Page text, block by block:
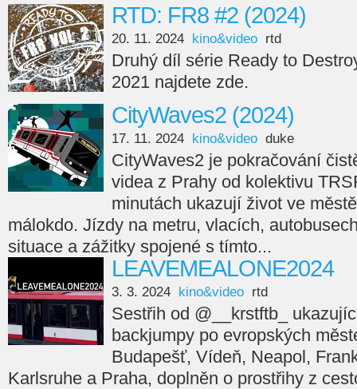
RTD: FR8 #2 (2024)
20. 11. 2024 kino&video rtd
Druhý díl série Ready to
2021 najdete zde.
CityWaves2 (2024)
17. 11. 2024 kino&video duke
CityWaves2 je pokračování
videa z Prahy od kolektivu
minutách ukazují život ve
málokdo. Jízdy na metru, vlacích,
situace a zážitky spojené s tímto...
LEAVEMEALONE2024
3. 3. 2024 kino&video rtd
Sestřih od @__krstftb_
backjumpy po evropských
Budapešť, Vídeň, Neapol,
Karlsruhe a Praha, doplněn o prostřihy z